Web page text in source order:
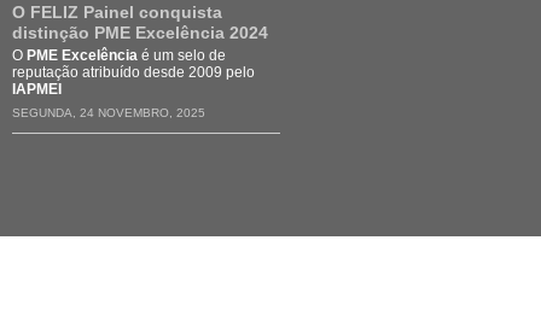
O FELIZ Painel conquista
distinção PME Excelência 2024
O PME Excelência é um selo de
reputação atribuído desde 2009 pelo
IAPMEI
SEGUNDA, 24 NOVEMBRO, 2025